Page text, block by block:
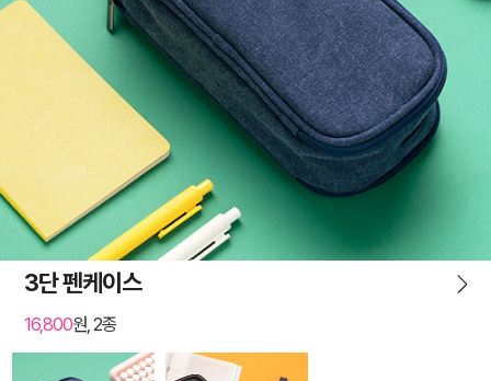
3단 펜케이스
16,800원, 2종